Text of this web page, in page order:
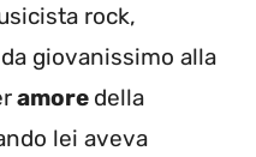
rock,
giovanissimo alla
amore della
lei aveva